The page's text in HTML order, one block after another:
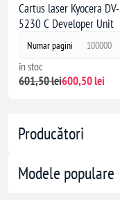
Producători
Modele populare
Cartus laser Kyocera DV-
5230 C Developer Unit
Numar pagini 100000
în stoc
601,50 lei600,50 lei